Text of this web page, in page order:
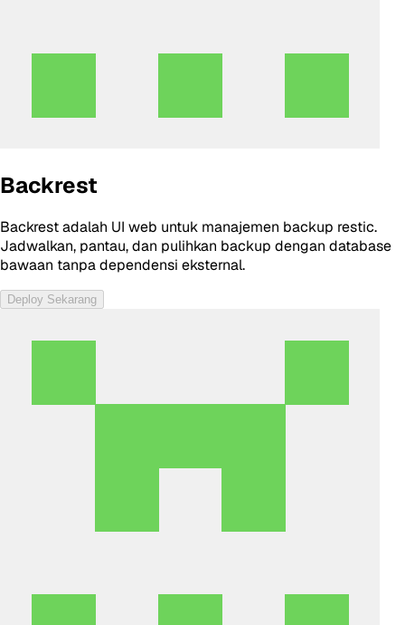
Backrest
Backrest adalah UI web untuk manajemen backup restic.
Jadwalkan, pantau, dan pulihkan backup dengan database
bawaan tanpa dependensi eksternal.
Deploy Sekarang